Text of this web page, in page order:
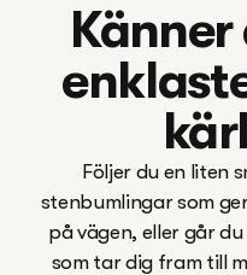
Följer du en liten
stenbumlingar som
på vägen, eller går
som tar dig fram till